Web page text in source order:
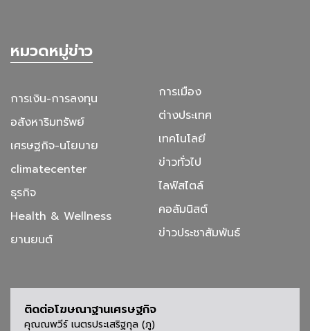
หมวดหมู่ข่าว
การเงิน-การลงทุน
อสังหาริมทรัพย์
เศรษฐกิจ-นโยบาย
climatecenter
ธุรกิจ
Health & Wellness
ยานยนต์
การเมือง
ต่างประเทศ
เทคโนโลยี
ข่าวทั่วไป
ไลฟ์สไตล์
คอลัมนิสต์
ข่าวประชาสัมพันธ์
ติดต่อโฆษณาฐานเศรษฐกิจ
คุณณพวีร์ เนตรประเสริฐกุล (ภู)